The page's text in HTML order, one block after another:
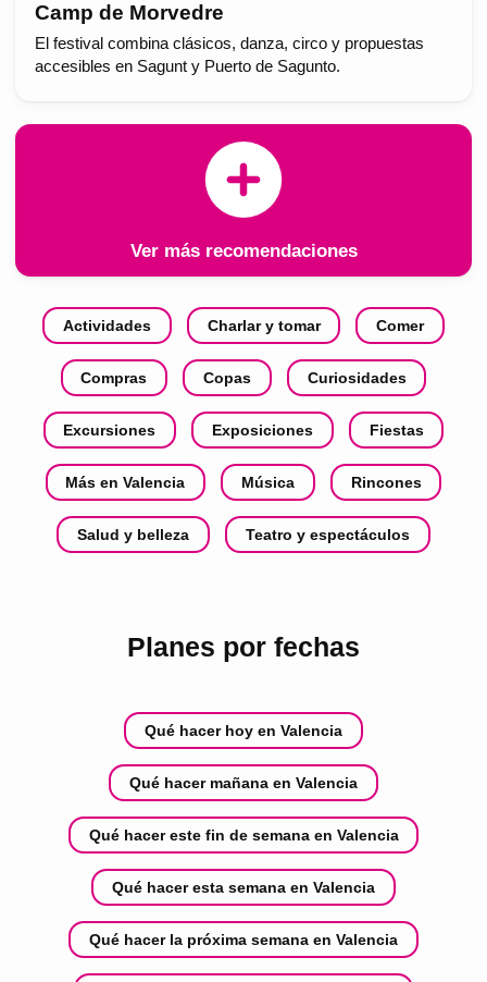
Camp de Morvedre
El festival combina clásicos, danza, circo y propuestas
accesibles en Sagunt y Puerto de Sagunto.
Ver más recomendaciones
Actividades Charlar y tomar Comer
Compras Copas Curiosidades
Excursiones Exposiciones Fiestas
Más en Valencia Música Rincones
Salud y belleza Teatro y espectáculos
Planes por fechas
Qué hacer hoy en Valencia
Qué hacer mañana en Valencia
Qué hacer este fin de semana en Valencia
Qué hacer esta semana en Valencia
Qué hacer la próxima semana en Valencia